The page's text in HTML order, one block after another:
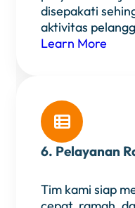
disepakati
aktivitas
Learn More

6. Pelayanan
Tim kami siap